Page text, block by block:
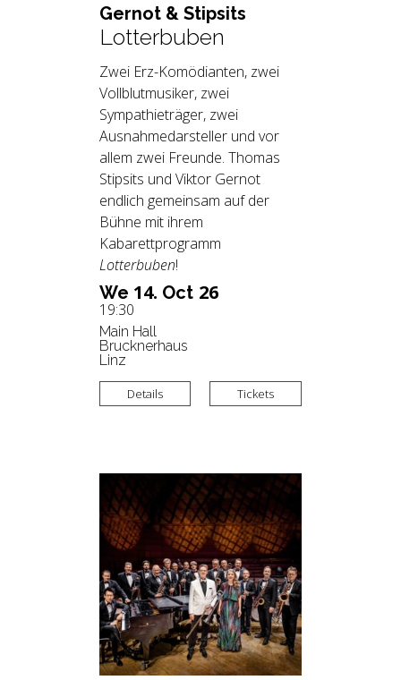
We 14. Oct 26
19:30
Main Hall
Brucknerhaus
Linz
Ger­not & Stip­sits
Lotterbuben
Zwei Erz-Komödianten, zwei
Vollblutmusiker, zwei
Sympathieträger, zwei
Ausnahmedarsteller und vor
allem zwei Freunde. Thomas
Stipsits und Viktor Gernot
endlich gemeinsam auf der
Bühne mit ihrem
Kabarettprogramm
Lotterbuben!
Details Tickets